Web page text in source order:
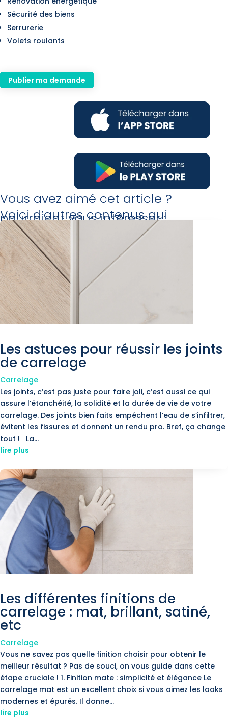
Sécurité des biens
Serrurerie
Volets roulants
Publier ma demande
Vous avez aimé cet article ?
Voici d’autres contenus qui
pourraient vous intéresser :
Les astuces pour réussir les joints
de carrelage
Carrelage
Les joints, c’est pas juste pour faire joli, c’est aussi ce qui
assure l’étanchéité, la solidité et la durée de vie de votre
carrelage. Des joints bien faits empêchent l’eau de s’infiltrer,
évitent les fissures et donnent un rendu pro. Bref, ça change
tout ! La...
lire plus
Les différentes finitions de
carrelage : mat, brillant, satiné,
etc
Carrelage
Vous ne savez pas quelle finition choisir pour obtenir le
meilleur résultat ? Pas de souci, on vous guide dans cette
étape cruciale ! 1. Finition mate : simplicité et élégance Le
carrelage mat est un excellent choix si vous aimez les looks
modernes et épurés. Il donne...
lire plus